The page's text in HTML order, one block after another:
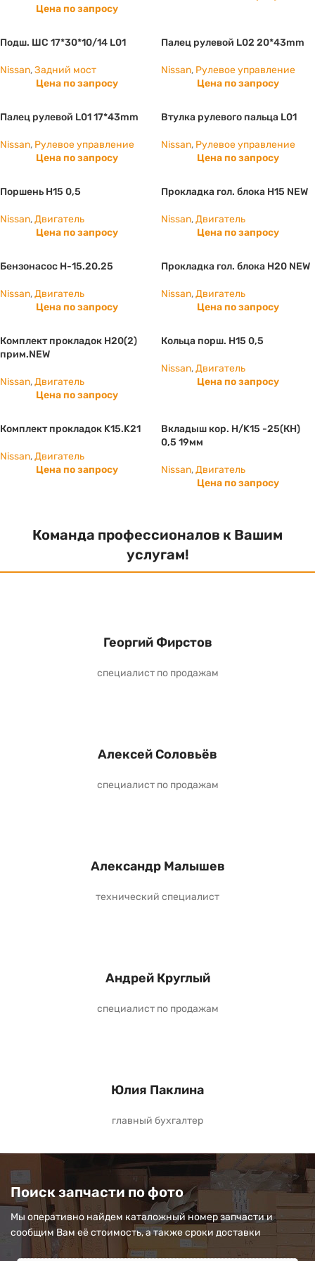
Цена по запросу
Подш. ШС 17*30*10/14 L01
Nissan,Задний мост
Цена по запросу
Палец рулевой L02 20*43mm
Nissan, Рулевое управление
Цена по запросу
Палец рулевой L01 17*43mm
Nissan, Рулевое управление
Цена по запросу
Втулка рулевого пальца L01
Nissan, Рулевое управление
Цена по запросу
Поршень H15 0,5
Nissan,Двигатель
Цена по запросу
Прокладка гол. блока H15 NEW
Nissan,Двигатель
Цена по запросу
Бензонасос H-15.20.25
Nissan,Двигатель
Цена по запросу
Прокладка гол. блока H20 NEW
Nissan,Двигатель
Цена по запросу
Комплект прокладок H20(2)
прим.NEW
Nissan,Двигатель
Цена по запросу
Кольца порш. H15 0,5
Nissan,Двигатель
Цена по запросу
Комплект прокладок K15.K21
Nissan,Двигатель
Цена по запросу
Вкладыш кор. Н/K15 -25(КН)
0,5 19мм
Nissan,Двигатель
Цена по запросу
Команда профессионалов к Вашим
услугам!
Георгий Фирстов
специалист по продажам
Алексей Соловьёв
специалист по продажам
Александр Малышев
технический специалист
Андрей Круглый
специалист по продажам
Юлия Паклина
главный бухгалтер
Поиск запчасти по фото
Мы оперативно найдем каталожный номер запчасти и
сообщим Вам её стоимость, а также сроки доставки